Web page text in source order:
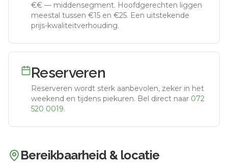
€€ — middensegment. Hoofdgerechten liggen
meestal tussen €15 en €25. Een uitstekende
prijs-kwaliteitverhouding.
Reserveren
Reserveren wordt sterk aanbevolen, zeker in het
weekend en tijdens piekuren. Bel direct naar 072
520 0019.
Bereikbaarheid & locatie